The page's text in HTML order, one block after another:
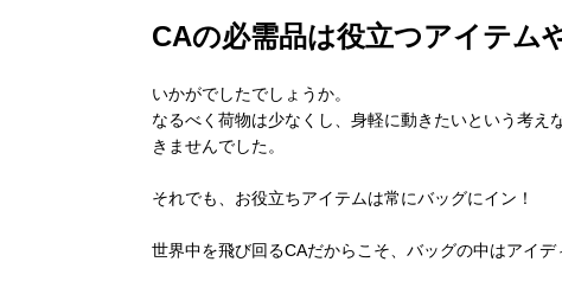
CAの必需品は役立つアイテム
いかがでしたでしょうか。
なるべく荷物は少なくし、身軽に動きたいという考
きませんでした。
それでも、お役立ちアイテムは常にバッグにイン！
世界中を飛び回るCAだからこそ、バッグの中はアイデ